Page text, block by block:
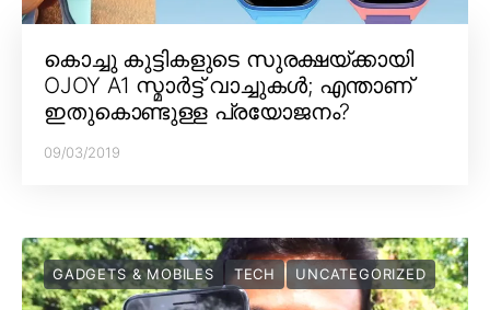
കൊച്ചു കുട്ടികളുടെ സുരക്ഷയ്ക്കായി
OJOY A1 സ്മാർട്ട് വാച്ചുകൾ; എന്താണ്
ഇതുകൊണ്ടുള്ള പ്രയോജനം?
09/03/2019
GADGETS & MOBILES TECH UNCATEGORIZED